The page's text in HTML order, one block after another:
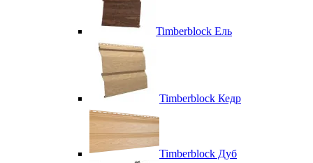
Timberblock Ель
Timberblock Кедр
Timberblock Дуб